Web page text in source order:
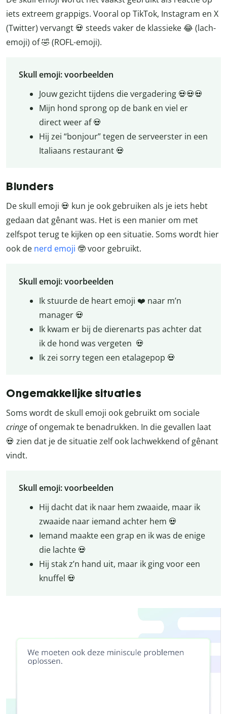
iets extreem grappigs. Vooral op TikTok, Instagram en X
(Twitter) vervangt 💀 steeds vaker de klassieke 😂 (lach-
emoji) of 🤣 (ROFL-emoji).
Skull emoji: voorbeelden
Jouw gezicht tijdens die vergadering 💀💀💀
Mijn hond sprong op de bank en viel er
direct weer af 💀
Hij zei “bonjour” tegen de serveerster in een
Italiaans restaurant 💀
Blunders
De skull emoji 💀 kun je ook gebruiken als je iets hebt
gedaan dat gênant was. Het is een manier om met
zelfspot terug te kijken op een situatie. Soms wordt hier
ook de nerd emoji 🤓 voor gebruikt.
Skull emoji: voorbeelden
Ik stuurde de heart emoji ❤️ naar m’n
manager 💀
Ik kwam er bij de dierenarts pas achter dat
ik de hond was vergeten 💀
Ik zei sorry tegen een etalagepop 💀
Ongemakkelijke situaties
Soms wordt de skull emoji ook gebruikt om sociale
cringe of ongemak te benadrukken. In die gevallen laat
💀 zien dat je de situatie zelf ook lachwekkend of gênant
vindt.
Skull emoji: voorbeelden
Hij dacht dat ik naar hem zwaaide, maar ik
zwaaide naar iemand achter hem 💀
Iemand maakte een grap en ik was de enige
die lachte 💀
Hij stak z’n hand uit, maar ik ging voor een
knuffel 💀